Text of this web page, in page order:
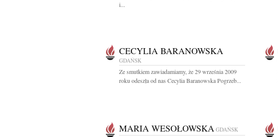
i...
CECYLIA BARANOWSKA
GDAŃSK
Ze smutkiem zawiadamiamy, że 29 września 2009
roku odeszła od nas Cecylia Baranowska Pogrzeb...
MARIA WESOŁOWSKA GDAŃSK